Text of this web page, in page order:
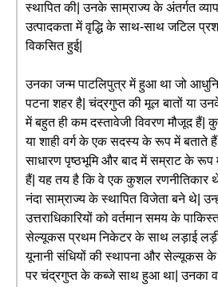
स्थापित की| उनके साम्राज्य के अंतर्गत
उत्पादकता में वृद्धि के साथ-साथ जटिल
विकसित हुई|
उनका जन्म पाटलिपुत्र में हुआ था जो
पटना शहर है| चंद्रगुप्त की मूल बातों या
में बहुत ही कम दस्तावेजी विवरण मौजूद हैं|
या शाही वर्ग के एक सदस्य के रूप में बताते
साधारण पृष्ठभूमि और बाद में सम्राट के रूप
हैं| यह तय है कि वे एक कुशल रणनीतिकार
नंदा साम्राज्य के स्थापित विजेता बने थे|
उत्तराधिकारियों को वर्तमान समय के
सेल्यूकस प्रथम निकेटर के साथ लड़ाई लड़ी
यूनानी संधियों की स्थापना और सेल्यूकस के
पर चंद्रगुप्त के कब्जे साथ हुआ था| उनका